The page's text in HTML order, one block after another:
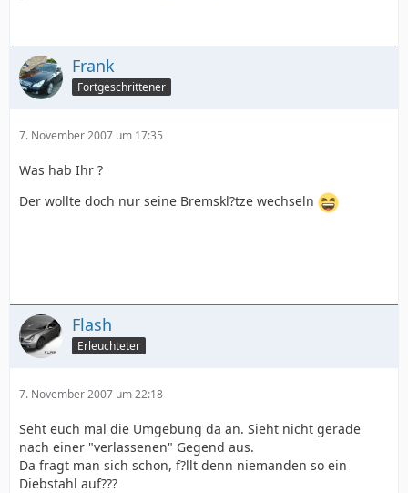
Frank
Fortgeschrittener
7. November 2007 um 17:35
Was hab Ihr ?
Der wollte doch nur seine Bremskl?tze wechseln
Flash
Erleuchteter
7. November 2007 um 22:18
Seht euch mal die Umgebung da an. Sieht nicht gerade
nach einer "verlassenen" Gegend aus.
Da fragt man sich schon, f?llt denn niemanden so ein
Diebstahl auf???